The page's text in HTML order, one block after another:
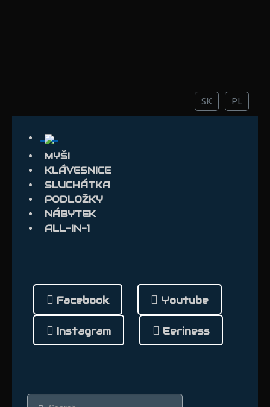
PL
SK
MYŠI
KLÁVESNICE
SLUCHÁTKA
PODLOŽKY
NÁBYTEK
ALL-IN-1
Facebook Youtube
Instagram Eeriness